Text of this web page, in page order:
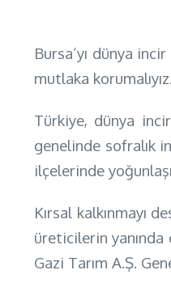
Bursa’yı dünya
mutlaka
Türkiye, dünya
genelinde sofralık
ilçelerinde
Kırsal kalkınmayı
üreticilerin yanında
Gazi Tarım A.Ş.